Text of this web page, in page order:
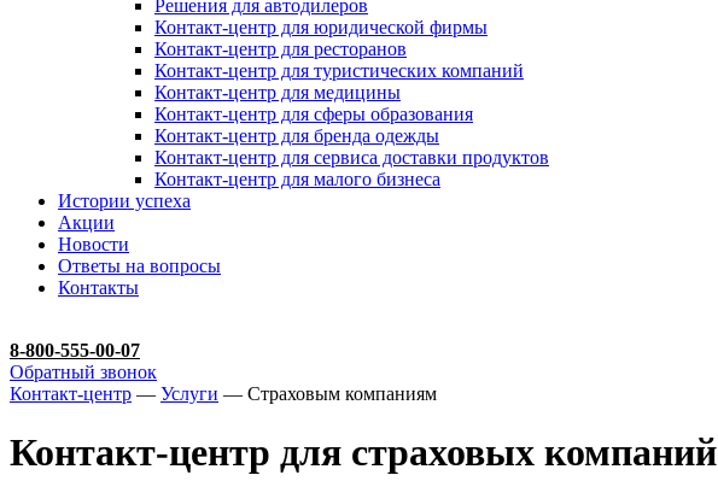
Решения для автодилеров
Контакт-центр для юридической фирмы
Контакт-центр для ресторанов
Контакт-центр для туристических компаний
Контакт-центр для медицины
Контакт-центр для сферы образования
Контакт-центр для бренда одежды
Контакт-центр для сервиса доставки продуктов
Контакт-центр для малого бизнеса
Истории успеха
Акции
Новости
Ответы на вопросы
Контакты
8-800-555-00-07
Обратный звонок
Контакт-центр — Услуги — Страховым компаниям
Контакт-центр для страховых компаний